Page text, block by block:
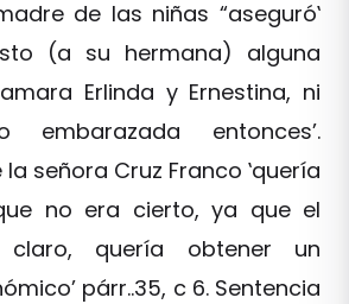
de las niñas “aseguró‛
(a su hermana) alguna
Erlinda y Ernestina, ni
embarazada entonces’.
señora Cruz Franco ‛quería
no era cierto, ya que el
quería obtener un
párr..35, c 6. Sentencia